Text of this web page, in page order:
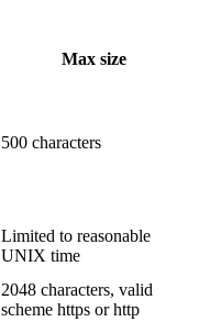
Max size
500 characters
Limited to reasonable
UNIX time
2048 characters, valid
scheme https or http